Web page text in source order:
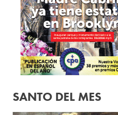
SANTO DEL MES